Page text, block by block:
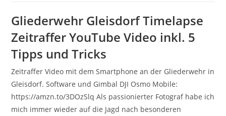
und
mit
dem
Handy
für
Freizeit,
Hobby
Stubenbergsee
Panorama
Herbst
mit
DJI
Osmo
Mobile
Gliederwehr Gleisdorf Timelapse
Zeitraffer YouTube Video inkl. 5
Tipps und Tricks
Zeitraffer Video mit dem Smartphone an der Gliederwehr in
Gleisdorf. Software und Gimbal DJI Osmo Mobile:
https://amzn.to/3DOzSlq Als passionierter Fotograf habe ich
mich immer wieder auf die Jagd nach besonderen